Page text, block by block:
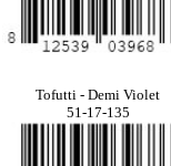
Tofutti - Demi Violet
51-17-135